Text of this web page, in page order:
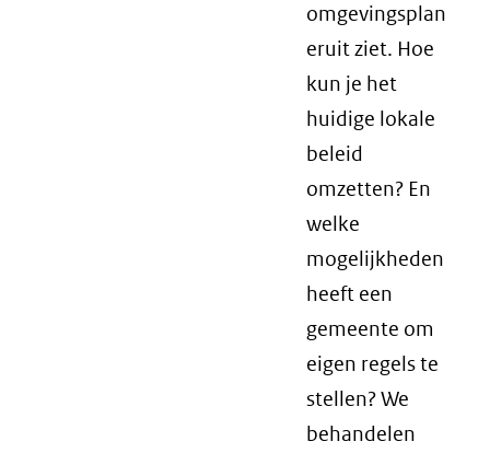
omgevingsplan
eruit ziet. Hoe
kun je het
huidige lokale
beleid
omzetten? En
welke
mogelijkheden
heeft een
gemeente om
eigen regels te
stellen? We
behandelen